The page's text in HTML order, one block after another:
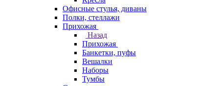
Офисные стулья, диваны
Полки, стеллажи
Прихожая
Назад
Прихожая
Банкетки, пуфы
Вешалки
Наборы
Тумбы